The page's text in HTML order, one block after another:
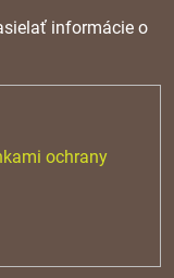
informácie o
ochrany